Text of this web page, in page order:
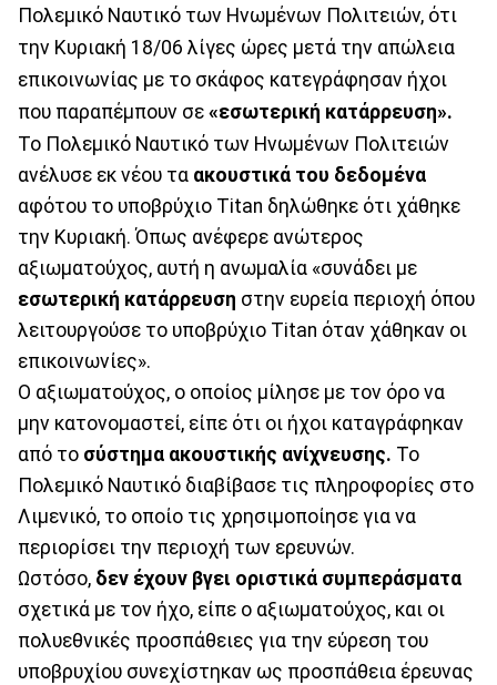
Πολεμικό Ναυτικό των Ηνωμένων Πολιτειών, ότι
την Κυριακή 18/06 λίγες ώρες μετά την απώλεια
επικοινωνίας με το σκάφος κατεγράφησαν ήχοι
που παραπέμπουν σε «εσωτερική κατάρρευση».
Το Πολεμικό Ναυτικό των Ηνωμένων Πολιτειών
ανέλυσε εκ νέου τα ακουστικά του δεδομένα
αφότου το υποβρύχιο Titan δηλώθηκε ότι χάθηκε
την Κυριακή. Όπως ανέφερε ανώτερος
αξιωματούχος, αυτή η ανωμαλία «συνάδει με
εσωτερική κατάρρευση στην ευρεία περιοχή όπου
λειτουργούσε το υποβρύχιο Titan όταν χάθηκαν οι
επικοινωνίες».
Ο αξιωματούχος, ο οποίος μίλησε με τον όρο να
μην κατονομαστεί, είπε ότι οι ήχοι καταγράφηκαν
από το σύστημα ακουστικής ανίχνευσης. Το
Πολεμικό Ναυτικό διαβίβασε τις πληροφορίες στο
Λιμενικό, το οποίο τις χρησιμοποίησε για να
περιορίσει την περιοχή των ερευνών.
Ωστόσο, δεν έχουν βγει οριστικά συμπεράσματα
σχετικά με τον ήχο, είπε ο αξιωματούχος, και οι
πολυεθνικές προσπάθειες για την εύρεση του
υποβρυχίου συνεχίστηκαν ως προσπάθεια έρευνας